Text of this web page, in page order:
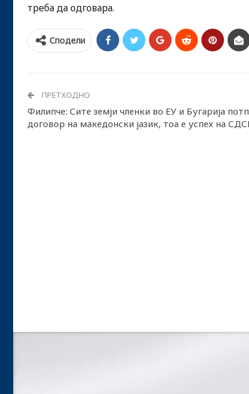
треба да одговара.
Сподели
ПРЕТХОДНО
Филипче: Сите земји членки во ЕУ и Бугарија
договор на македонски јазик, тоа е успех на